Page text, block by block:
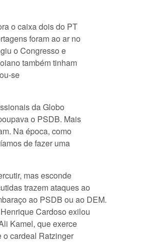
o caixa dois do PT
foram ao ar no
o Congresso e
também tinham
se
da Globo
o PSDB. Mais
Na época, como
de fazer uma
mas esconde
trazem ataques ao
ao PSDB ou ao DEM.
Cardoso exilou
Kamel, que exerce
o cardeal Ratzinger